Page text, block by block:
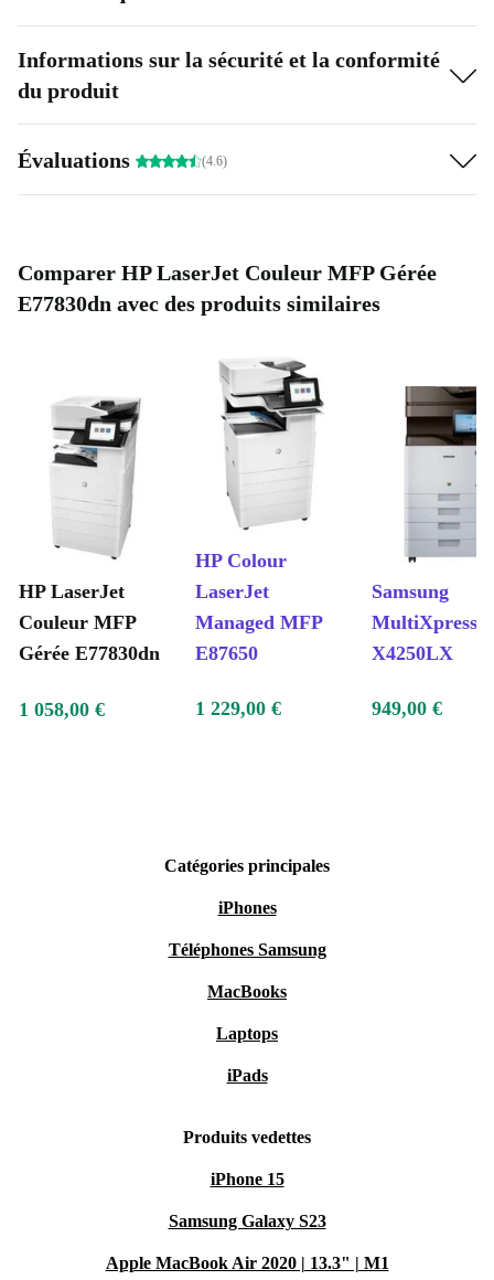
Informations sur la sécurité et la conformité
du produit
Évaluations (4.6)
Comparer HP LaserJet Couleur MFP Gérée
E77830dn avec des produits similaires
HP LaserJet
Couleur MFP
Gérée E77830dn
HP Colour
LaserJet
Managed MFP
E87650
Samsung
MultiXpress
X4250LX
1 058,00 € 1 229,00 € 949,00 €
Catégories principales
iPhones
Téléphones Samsung
MacBooks
Laptops
iPads
Produits vedettes
iPhone 15
Samsung Galaxy S23
Apple MacBook Air 2020 | 13.3" | M1